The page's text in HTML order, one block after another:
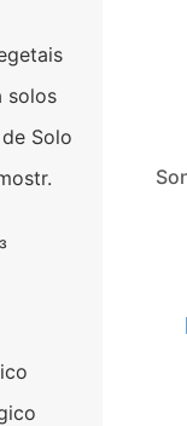
solos
Solo